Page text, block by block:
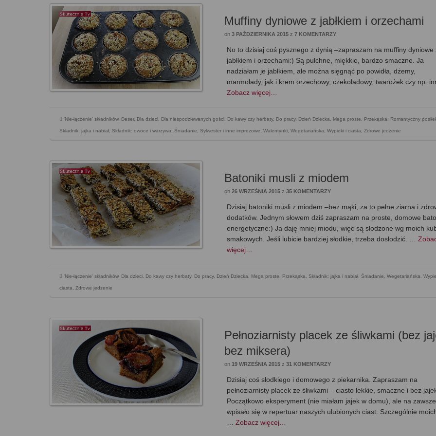
Muffiny dyniowe z jabłkiem i orzechami
on3 PAŹDZIERNIKA 2015 z7 KOMENTARZY
No to dzisiaj coś pysznego z dynią –zapraszam na muffiny dyniowe
jabłkiem i orzechami:) Są pulchne, miękkie, bardzo smaczne. Ja
nadziałam je jabłkiem, ale można sięgnąć po powidła, dżemy,
marmolady, jak i krem orzechowy, czekoladowy, twarożek czy np.
Zobacz więcej…
'Nie-łączenie' składników, Deser, Dla dzieci, Dla niespodziewanych gości, Do kawy czy herbaty, Do pracy, Dzień Dziecka, Mega proste, Przekąska, Romantyczny
Składnik: jajka i nabiał, Składnik: owoce i warzywa, Śniadanie, Sylwester i inne imprezowe, Walentynki, Wegetariańska, Wypieki i ciasta, Zdrowe jedzenie
Batoniki musli z miodem
on26 WRZEŚNIA 2015 z35 KOMENTARZY
Dzisiaj batoniki musli z miodem –bez mąki, za to pełne ziarna i
dodatków. Jednym słowem dziś zapraszam na proste, domowe
energetyczne:) Ja daję mniej miodu, więc są słodzone wg moich
smakowych. Jeśli lubicie bardziej słodkie, trzeba dosłodzić. …
więcej…
'Nie-łączenie' składników, Dla dzieci, Do kawy czy herbaty, Do pracy, Dzień Dziecka, Mega proste, Przekąska, Składnik: jajka i nabiał, Śniadanie, Wegetariańska,
ciasta, Zdrowe jedzenie
Pełnoziarnisty placek ze śliwkami (bez
bez miksera)
on 19 WRZEŚNIA 2015 z31 KOMENTARZY
Dzisiaj coś słodkiego i domowego z piekarnika. Zapraszam na
pełnoziarnisty placek ze śliwkami – ciasto lekkie, smaczne i bez
Początkowo eksperyment (nie miałam jajek w domu), ale na zawsze
wpisało się w repertuar naszych ulubionych ciast. Szczególnie
…Zobacz więcej…